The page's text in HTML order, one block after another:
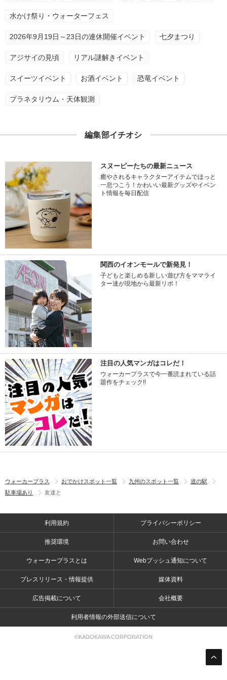
水かけ祭り・ウォーターフェス
2026年9月19日～23日の連休開催イベント 七夕まつり
アジサイの見頃 リアル謎解きイベント
スイーツイベント お酒イベント 恐竜イベント
プラネタリウム・天体観測
編集部イチオシ
スヌーピーたちの最新ニュース
癒やされるキャラクターアイテムでほっと
一息つこう！かわいい最新グッズやイベン
ト情報を毎日配信
関西のイオンモールで新発見！
子どもと楽しめる新しい遊び方をママライ
ター達が現地から最新リポ！
注目の人気マンガはコレだ！
ウォーカープラスで今一番読まれている話
題作をチェック!!
ウォーカープラス おでかけスポット一覧 九州のスポット一覧
道の駅
駐車場あり
友達と
利用規約 プライバシーポリシー
推奨環境 お問い合わせ
ウォーカープラスとは Webプッシュ通知について
プレスリリース・情報提供 媒体資料
広告掲載について 会社概要
利用者情報の外部送信について
©KADOKAWA CORPORATION